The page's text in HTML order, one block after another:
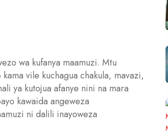
wa kufanya maamuzi. Mtu
vile kuchagua chakula, mavazi,
ya kutojua afanye nini na mara
kawaida angeweza
ni dalili inayoweza